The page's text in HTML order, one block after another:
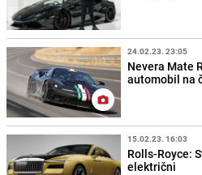
24.02.23. 23:05
Nevera Mate
automobil na
15.02.23. 16:03
Rolls-Royce:
električni